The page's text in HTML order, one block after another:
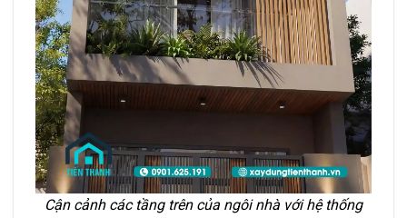
Cận cảnh các tầng trên của ngôi nhà với hệ thống